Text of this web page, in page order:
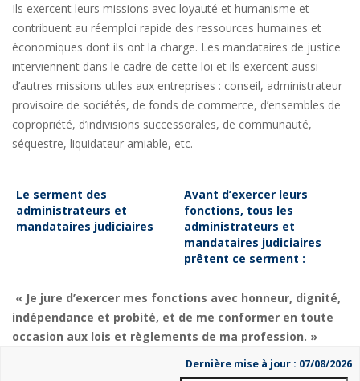
Ils exercent leurs missions avec loyauté et humanisme et
contribuent au réemploi rapide des ressources humaines et
économiques dont ils ont la charge. Les mandataires de justice
interviennent dans le cadre de cette loi et ils exercent aussi
d’autres missions utiles aux entreprises : conseil, administrateur
provisoire de sociétés, de fonds de commerce, d’ensembles de
copropriété, d’indivisions successorales, de communauté,
séquestre, liquidateur amiable, etc.
Le serment des
administrateurs et
mandataires judiciaires
Avant d’exercer leurs
fonctions, tous les
administrateurs et
mandataires judiciaires
prêtent ce serment :
« Je jure d’exercer mes fonctions avec honneur, dignité,
indépendance et probité, et de me conformer en toute
occasion aux lois et règlements de ma profession. »
Dernière mise à jour : 07/08/2026